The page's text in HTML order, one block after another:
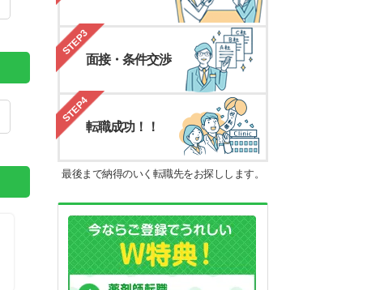
STEP3
面接・条件交渉
STEP4
転職成功！！
最後まで納得のいく転職先をお探しします。